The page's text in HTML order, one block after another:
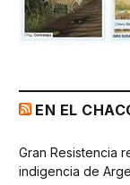
EN EL
Gran Resistencia
indigencia de